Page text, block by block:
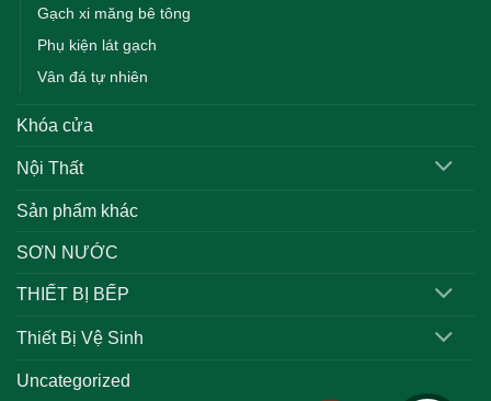
Gạch xi măng bê tông
Phụ kiện lát gạch
Vân đá tự nhiên
Khóa cửa
Nội Thất
Sản phẩm khác
SƠN NƯỚC
THIẾT BỊ BẾP
Thiết Bị Vệ Sinh
Uncategorized